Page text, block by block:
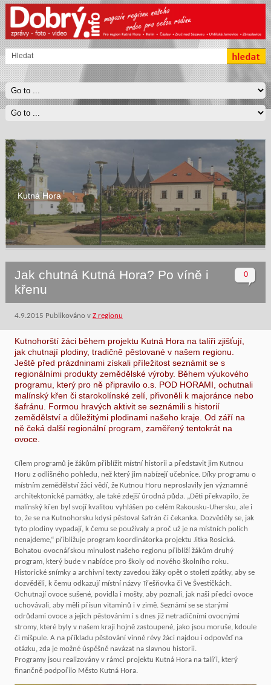
Kutná Hora
0
Jak chutná Kutná Hora? Po víně i
křenu
4.9.2015 Publikováno v Z regionu
Kutnohorští žáci během projektu Kutná Hora na talíři zjišťují,
jak chutnají plodiny, tradičně pěstované v našem regionu.
Ještě před prázdninami získali příležitost seznámit se s
regionálními produkty zemědělské výroby. Během výukového
programu, který pro ně připravilo o.s. POD HORAMI, ochutnali
malínský křen či starokolínské zelí, přivoněli k majoránce nebo
šafránu. Formou hravých aktivit se seznámili s historií
zemědělství a důležitými plodinami našeho kraje. Od září na
ně čeká další regionální program, zaměřený tentokrát na
ovoce.
Cílem programů je žákům přiblížit místní historii a představit jim Kutnou
Horu z odlišného pohledu, než který jim nabízejí učebnice. Díky programu o
místním zemědělství žáci vědí, že Kutnou Horu neproslavily jen významné
architektonické památky, ale také zdejší úrodná půda. „Děti překvapilo, že
malínský křen byl svojí kvalitou vyhlášen po celém Rakousku-Uhersku, ale i
to, že se na Kutnohorsku kdysi pěstoval šafrán či čekanka. Dozvěděly se, jak
tyto plodiny vypadají, k čemu se používaly a proč už je na místních polích
nenajdeme,“ přibližuje program koordinátorka projektu Jitka Rosická.
Bohatou ovocnářskou minulost našeho regionu přiblíží žákům druhý
program, který bude v nabídce pro školy od nového školního roku.
Historické snímky a archivní texty zavedou žáky opět o století zpátky, aby se
dozvěděli, k čemu odkazují místní názvy Třešňovka či Ve Švestičkách.
Ochutnají ovoce sušené, povidla i mošty, aby poznali, jak naši předci ovoce
uchovávali, aby měli přísun vitaminů i v zimě. Seznámí se se starými
odrůdami ovoce a jejich pěstováním i s dnes již netradičními ovocnými
stromy, které byly v našem kraji hojně zastoupené, jako jsou moruše, kdoule
či mišpule. A na příkladu pěstování vinné révy žáci najdou i odpověď na
otázku, zda je možné úspěšně navázat na slavnou historii.
Programy jsou realizovány v rámci projektu Kutná Hora na talíři, který
finančně podpořilo Město Kutná Hora.